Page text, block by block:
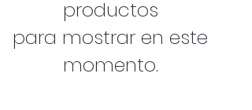
productos
para mostrar en este
momento.